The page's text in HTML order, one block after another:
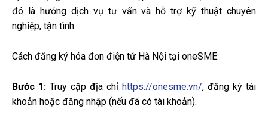
đó là hưởng dịch vụ tư vấn và hỗ trợ kỹ thuật chuyên
nghiệp, tận tình.
Cách đăng ký hóa đơn điện tử Hà Nội tại oneSME:
Bước 1: Truy cập địa chỉ https://onesme.vn/, đăng ký tài
khoản hoặc đăng nhập (nếu đã có tài khoản).